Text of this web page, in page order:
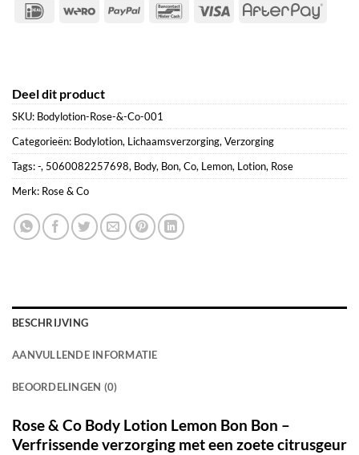
IDeal Wero PayPal Bancontact
Visa
Deel dit product
SKU: Bodylotion-Rose-&-Co-001
Categorieën: Bodylotion, Lichaamsverzorging, Verzorging
Tags:-, 5060082257698, Body, Bon, Co, Lemon, Lotion, Rose
Merk: Rose & Co
BESCHRIJVING
AANVULLENDE INFORMATIE
BEOORDELINGEN (0)
Rose & Co Body Lotion Lemon Bon Bon –
Verfrissende verzorging met een zoete citrusgeur